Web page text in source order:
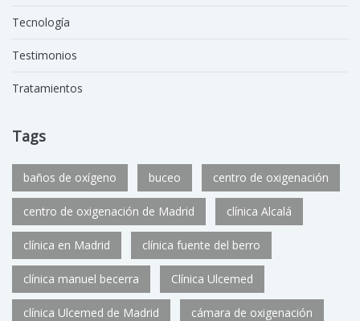
Tecnología
Testimonios
Tratamientos
Tags
baños de oxígeno buceo centro de oxigenación
centro de oxigenación de Madrid clínica Alcalá
clínica en Madrid clínica fuente del berro
clínica manuel becerra Clínica Ulcemed
clínica Ulcemed de Madrid cámara de oxigenación